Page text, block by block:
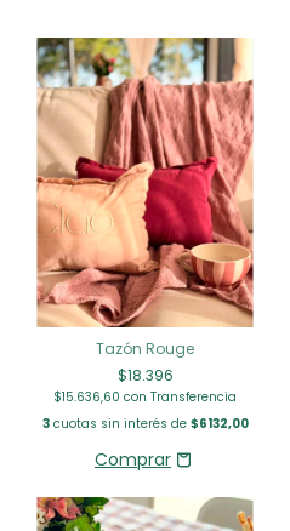
Tazón Rouge
$18.396
$15.636,60 con Transferencia
3cuotas sin interés de $6132,00